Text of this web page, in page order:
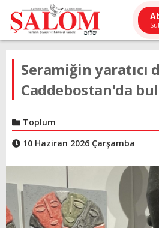
Seramiğin yaratıcı
Caddebostan'da
Toplum
10 Haziran 2026 Çarşamba